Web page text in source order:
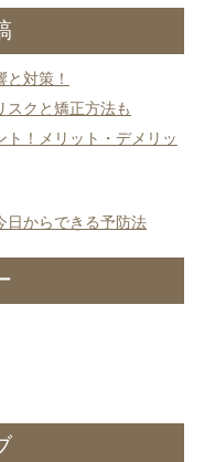
矯正治療
対策！
スクと矯正方法も
ト！メリット・デメリッ
日からできる予防法